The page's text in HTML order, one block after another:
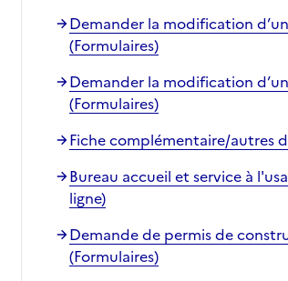
Demander la modification
(Formulaires)
Demander la modification
(Formulaires)
Fiche complémentaire/autres
Bureau accueil et service à
ligne)
Demande de permis de
(Formulaires)